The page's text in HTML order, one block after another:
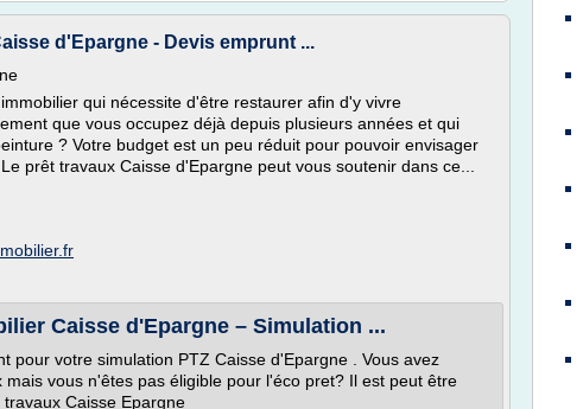
d'Epargne - Devis emprunt ...
qui nécessite d'être restaurer afin d'y vivre
que vous occupez déjà depuis plusieurs années et qui
? Votre budget est un peu réduit pour pouvoir envisager
prêt travaux Caisse d'Epargne peut vous soutenir dans ce...
Caisse d'Epargne – Simulation ...
pour votre simulation PTZ Caisse d'Epargne . Vous avez
vous n'êtes pas éligible pour l'éco pret? Il est peut être
Caisse Epargne